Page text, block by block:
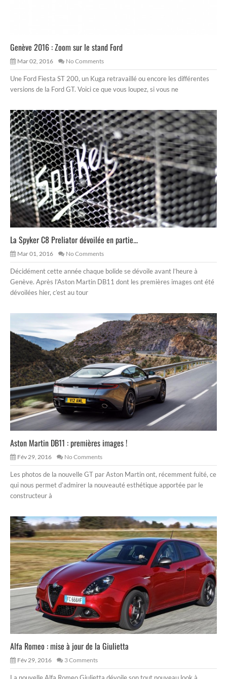
Genève 2016 : Zoom sur le stand Ford
Mar 02, 2016 No Comments
Une Ford Fiesta ST 200, un Kuga retravaillé ou encore les différentes
versions de la Ford GT. Voici ce que vous loupez, si vous ne
La Spyker C8 Preliator dévoilée en partie...
Mar 01, 2016 No Comments
Décidément cette année chaque bolide se dévoile avant l’heure à
Genève. Après l’Aston Martin DB11 dont les premières images ont été
dévoilées hier, c’est au tour
Aston Martin DB11 : premières images !
Fév 29, 2016 No Comments
Les photos de la nouvelle GT par Aston Martin ont, récemment fuité, ce
qui nous permet d’admirer la nouveauté esthétique apportée par le
constructeur à
Alfa Romeo : mise à jour de la Giulietta
Fév 29, 2016 3 Comments
La nouvelle Alfa Romeo Giulietta dévoile son tout nouveau look à